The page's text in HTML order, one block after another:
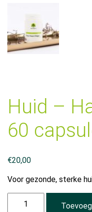
Huid –
60
€20,00
Voor gezonde, sterke